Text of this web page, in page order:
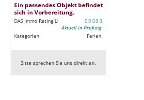
Ein passendes Objekt befindet
sich in Vorbereitung.
DAS Immo Rating
Aktuell in Prüfung
Kategorien
Ferien
Bitte sprechen Sie uns direkt an.